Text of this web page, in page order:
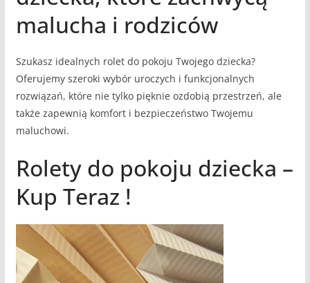
malucha i rodziców
Szukasz idealnych rolet do pokoju Twojego dziecka?
Oferujemy szeroki wybór uroczych i funkcjonalnych
rozwiązań, które nie tylko pięknie ozdobią przestrzeń, ale
także zapewnią komfort i bezpieczeństwo Twojemu
maluchowi.
Rolety do pokoju dziecka –
Kup Teraz !